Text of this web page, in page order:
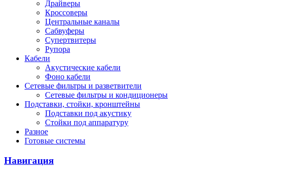
Драйверы
Кроссоверы
Центральные каналы
Сабвуферы
Супертвитеры
Рупора
Кабели
Акустические кабели
Фоно кабели
Сетевые фильтры и разветвители
Сетевые фильтры и кондиционеры
Подставки, стойки, кронштейны
Подставки под акустику
Стойки под аппаратуру
Разное
Готовые системы
Навигация